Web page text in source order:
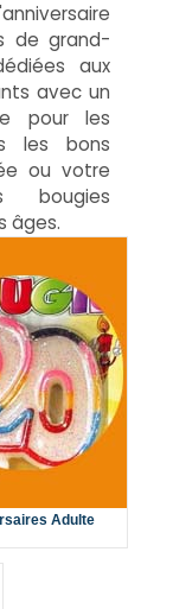
de grand-
aux
avec un
pour les
les bons
ou votre
bougies
âges.
Adulte